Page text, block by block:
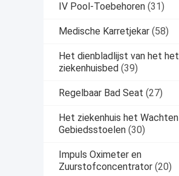
IV Pool-Toebehoren (31)
Medische Karretjekar (58)
Het dienbladlijst van het het
ziekenhuisbed (39)
Regelbaar Bad Seat (27)
Het ziekenhuis het Wachten
Gebiedsstoelen (30)
Impuls Oximeter en
Zuurstofconcentrator (20)